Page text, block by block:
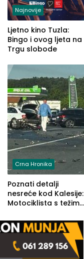
Najnovije
Ljetno kino Tuzla:
Bingo i ovog ljeta na
Trgu slobode
Crna Hronika
Poznati detalji
nesreće kod Kalesije:
Motociklista s težim,
lakšim povredama